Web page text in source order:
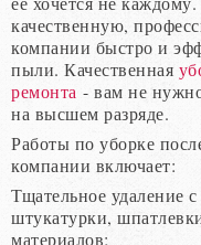
качественную,
компании быстро и
пыли. Качественная
ремонта - вам не
на высшем разряде.
Работы по уборке
компании включает:
Тщательное удаление
штукатурки,
материалов;